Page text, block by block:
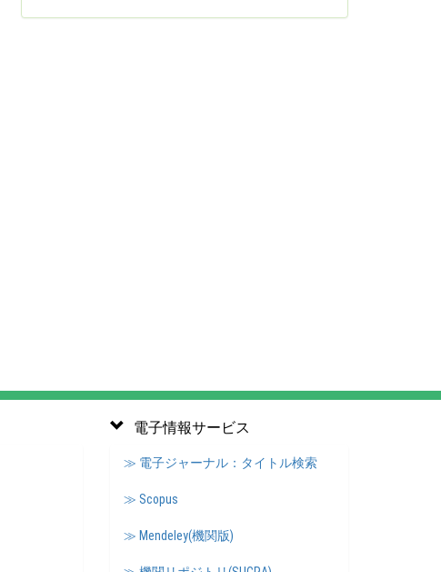
電子情報サービス
≫ 電子ジャーナル：タイトル検索
≫ Scopus
≫ Mendeley(機関版)